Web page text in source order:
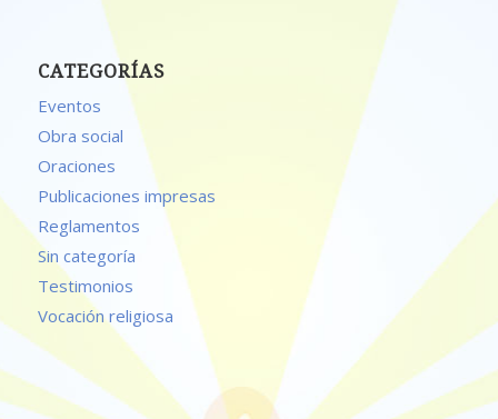
CATEGORÍAS
Eventos
Obra social
Oraciones
Publicaciones impresas
Reglamentos
Sin categoría
Testimonios
Vocación religiosa